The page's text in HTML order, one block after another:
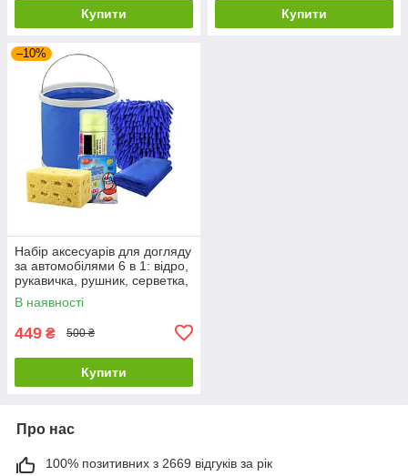
Купити Купити
–10%
Набір аксесуарів для догляду
за автомобілями 6 в 1: відро,
рукавичка, рушник, серветка,
губка та миючий засіб
В наявності
449 ₴ 500 ₴
Купити
Про нас
100% позитивних з 2669 відгуків за рік